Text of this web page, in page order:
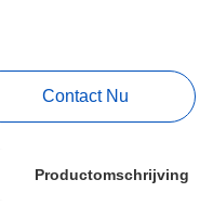
Contact Nu
Productomschrijving